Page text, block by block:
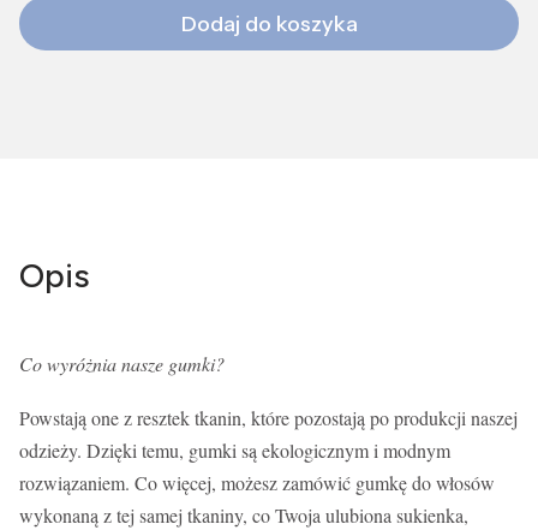
Dodaj do koszyka
Opis
Co wyróżnia nasze gumki?
Powstają one z resztek tkanin, które pozostają po produkcji naszej
odzieży. Dzięki temu, gumki są ekologicznym i modnym
rozwiązaniem. Co więcej, możesz zamówić gumkę do włosów
wykonaną z tej samej tkaniny, co Twoja ulubiona sukienka,